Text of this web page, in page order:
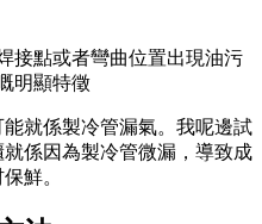
接點或者彎曲位置出現油污
明顯特徵
就係製冷管漏氣。我呢邊試
係因為製冷管微漏，導致成
鮮。